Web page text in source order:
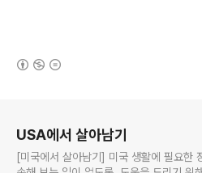
USA에서 살아남기
[미국에서 살아남기] 미국 생활에 필요한 정보를 통해, 몰라서